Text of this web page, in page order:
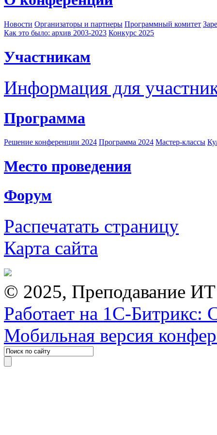
Новости Организаторы и партнеры Программный комитет
Как это было: архив 2003-2023 Конкурс 2025
Участникам
Информация для
Программа
Решение конференции 2024 Программа 2024 Мастер-классы
Место проведения
Форум
Распечатать страницу
Карта сайта
© 2025, Преподавание
Работает на 1С-Битрикс:
Мобильная версия